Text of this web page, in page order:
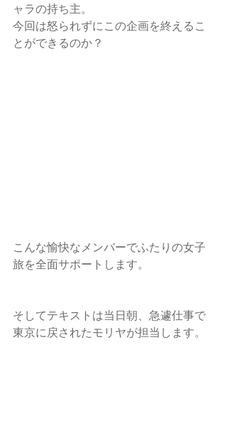
ャラの持ち主。
今回は怒られずにこの企画を終えるこ
とができるのか？
こんな愉快なメンバーでふたりの女子
旅を全面サポートします。
そしてテキストは当日朝、急遽仕事で
東京に戻されたモリヤが担当します。